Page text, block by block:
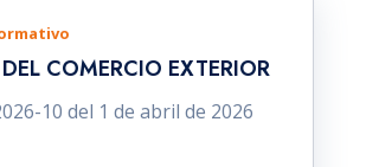
COMERCIO EXTERIOR
10 del 1 de abril de 2026